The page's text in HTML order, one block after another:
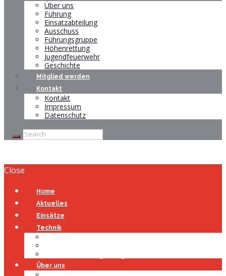
Über uns
Führung
Einsatzabteilung
Ausschuss
Führungsgruppe
Höhenrettung
Jugendfeuerwehr
Geschichte
Mitglied werden
Kontakt
Kontakt
Impressum
Datenschutz
Close
Home
Aktuelles
Einsätze
Technik
Über uns